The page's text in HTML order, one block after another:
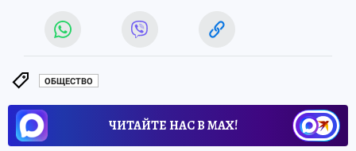
ОБЩЕСТВО
ЧИТАЙТЕ НАС В МАХ!